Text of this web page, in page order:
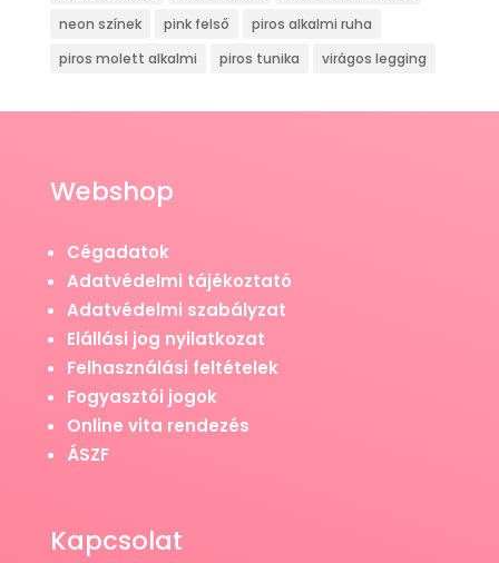
neon színek
pink felső
piros alkalmi ruha
piros molett alkalmi
piros tunika virágos legging
Webshop
Cégadatok
Adatvédelmi tájékoztató
Adatvédelmi szabályzat
Elállási jog nyilatkozat
Felhasználási feltételek
Fogyasztói jogok
Online vita rendezés
ÁSZF
Kapcsolat